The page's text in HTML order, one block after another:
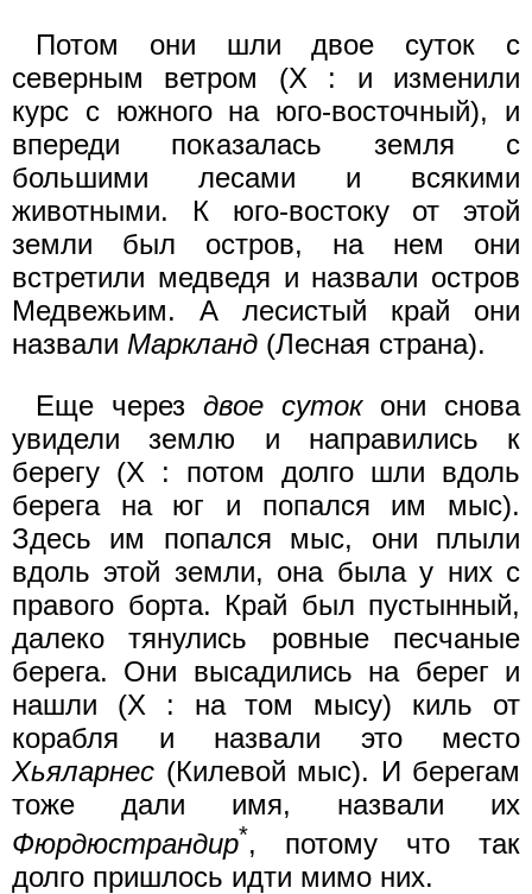
Потом они шли двое суток с
северным ветром (X : и изменили
курс с южного на юго-восточный), и
впереди показалась земля с
большими лесами и всякими
животными. К юго-востоку от этой
земли был остров, на нем они
встретили медведя и назвали остров
Медвежьим. А лесистый край они
назвали Маркланд (Лесная страна).
Еще через двое сутокони снова
увидели землю и направились к
берегу (X : потом долго шли вдоль
берега на юг и попался им мыс).
Здесь им попался мыс, они плыли
вдоль этой земли, она была у них с
правого борта. Край был пустынный,
далеко тянулись ровные песчаные
берега. Они высадились на берег и
нашли (X : на том мысу) киль от
корабля и назвали это место
Хьяларнес (Килевой мыс). И берегам
тоже дали имя, назвали их
Фюрдюстрандир*, потому что так
долго пришлось идти мимо них.